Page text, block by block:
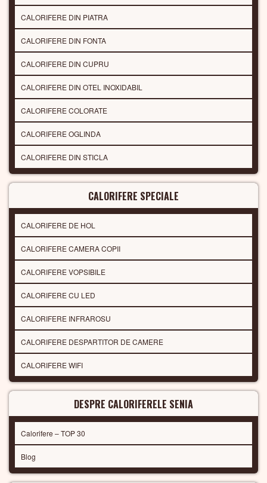
CALORIFERE DIN PIATRA
CALORIFERE DIN FONTA
CALORIFERE DIN CUPRU
CALORIFERE DIN OTEL INOXIDABIL
CALORIFERE COLORATE
CALORIFERE OGLINDA
CALORIFERE DIN STICLA
CALORIFERE SPECIALE
CALORIFERE DE HOL
CALORIFERE CAMERA COPII
CALORIFERE VOPSIBILE
CALORIFERE CU LED
CALORIFERE INFRAROSU
CALORIFERE DESPARTITOR DE CAMERE
CALORIFERE WIFI
DESPRE CALORIFERELE SENIA
Calorifere – TOP 30
Blog